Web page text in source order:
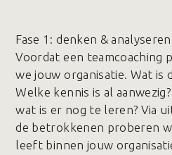
Fase 1️: denken & analyseren
Voordat een teamcoaching
we jouw organisatie. Wat is
Welke kennis is al
wat is er nog te leren? Via
de betrokkenen proberen
leeft binnen jouw